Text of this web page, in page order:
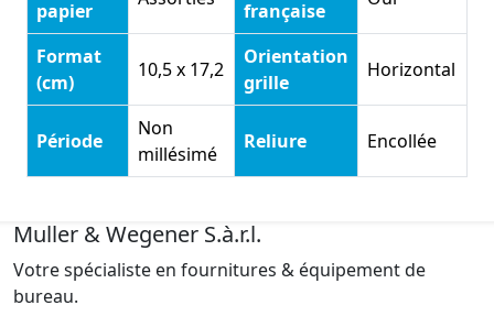
papier
française
Format
(cm)
10,5 x 17,2
Orientation
grille
Horizontal
Période
Non
millésimé
Reliure Encollée
Muller & Wegener S.à.r.l.
Votre spécialiste en fournitures & équipement de
bureau.